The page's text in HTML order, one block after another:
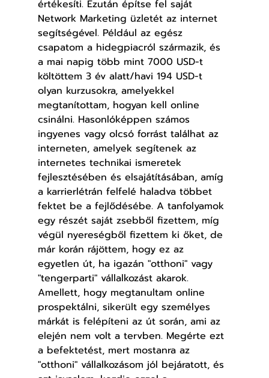
értékesíti. Ezután építse fel saját
Network Marketing üzletét az internet
segítségével. Például az egész
csapatom a hidegpiacról származik, és
a mai napig több mint 7000 USD-t
költöttem 3 év alatt/havi 194 USD-t
olyan kurzusokra, amelyekkel
megtanítottam, hogyan kell online
csinálni. Hasonlóképpen számos
ingyenes vagy olcsó forrást találhat az
interneten, amelyek segítenek az
internetes technikai ismeretek
fejlesztésében és elsajátításában, amíg
a karrierlétrán felfelé haladva többet
fektet be a fejlődésébe. A tanfolyamok
egy részét saját zsebből fizettem, míg
végül nyereségből fizettem ki őket, de
már korán rájöttem, hogy ez az
egyetlen út, ha igazán "otthoni" vagy
"tengerparti" vállalkozást akarok.
Amellett, hogy megtanultam online
prospektálni, sikerült egy személyes
márkát is felépíteni az út során, ami az
elején nem volt a tervben. Megérte ezt
a befektetést, mert mostanra az
"otthoni" vállalkozásom jól bejáratott, és